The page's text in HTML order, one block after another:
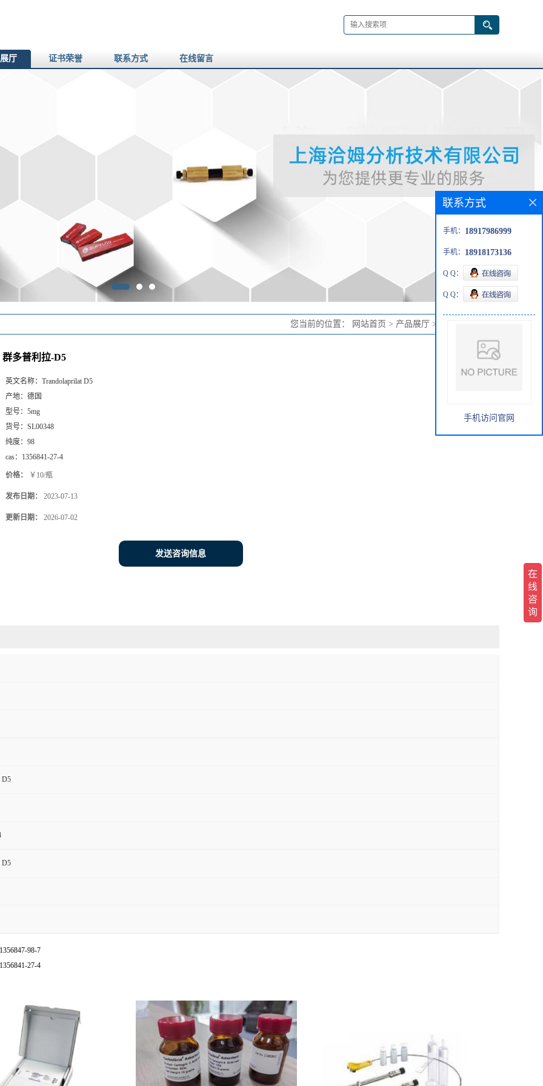
厅 证书荣誉 联系方式 在线留言
您当前的位置： 网站首页 > 产品展厅 >
群多普利拉-D5
英文名称： Trandolaprilat D5
产地： 德国
型号： 5mg
货号： SL00348
纯度： 98
cas： 1356841-27-4
价格： ￥10/瓶
发布日期： 2023-07-13
更新日期： 2026-07-02
发送咨询信息
D5
D5
1356847-98-7
1356841-27-4
联系方式
手机： 18917986999
手机： 18918173136
Q Q：
Q Q：
手机访问官网